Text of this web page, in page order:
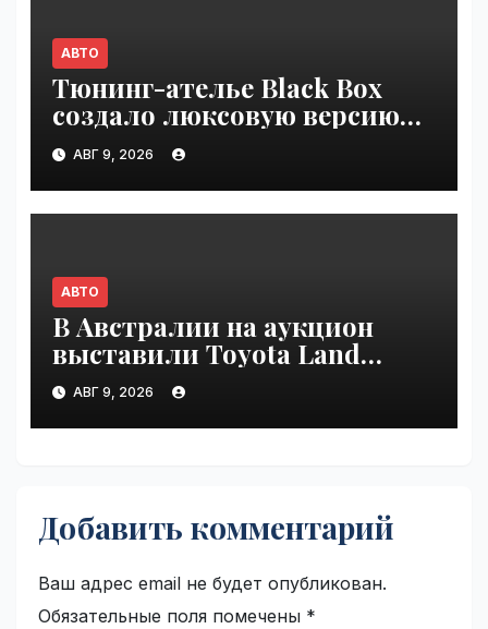
АВТО
Тюнинг-ателье Black Box
создало люксовую версию
Land Cruiser 70 | VseTime.ru
АВГ 9, 2026
АВТО
В Австралии на аукцион
выставили Toyota Land
Cruiser 200, проехавший 1
млн км | VseTime.ru
АВГ 9, 2026
Добавить комментарий
Ваш адрес email не будет опубликован.
Обязательные поля помечены *